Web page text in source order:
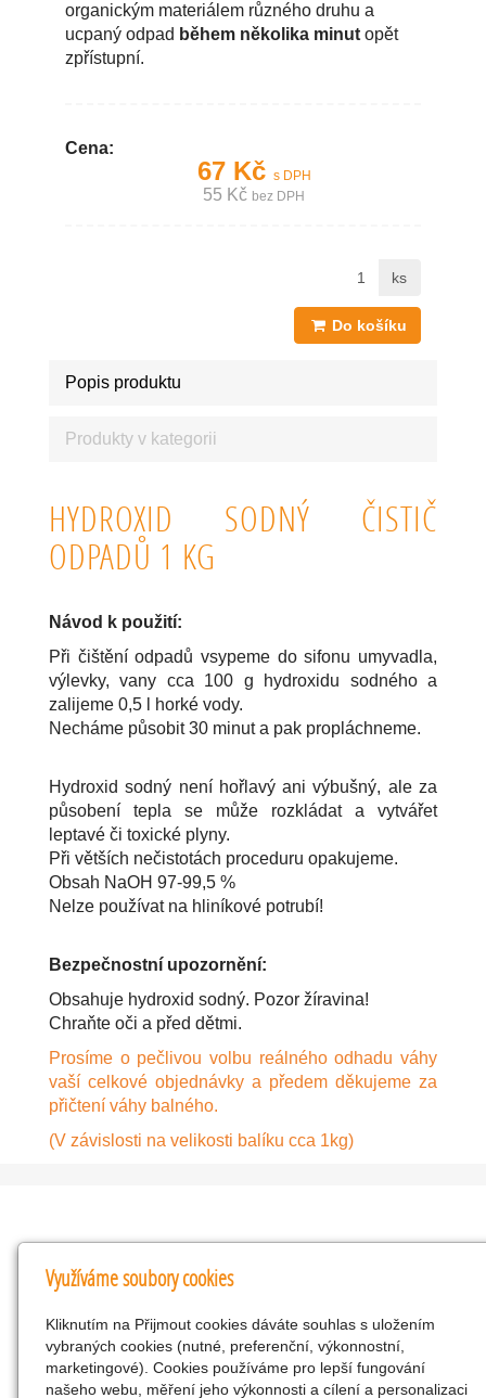
organickým materiálem různého druhu a
ucpaný odpad během několika minut opět
zpřístupní.
Cena:
67 Kč s DPH
55 Kč bez DPH
ks
Do košíku
Popis produktu
Produkty v kategorii
HYDROXID SODNÝ ČISTIČ
ODPADŮ 1 KG
Návod k použití:
Při čištění odpadů vsypeme do sifonu umyvadla,
výlevky, vany cca 100 g hydroxidu sodného a
zalijeme 0,5 l horké vody.
Necháme působit 30 minut a pak propláchneme.
Hydroxid sodný není hořlavý ani výbušný, ale za
působení tepla se může rozkládat a vytvářet
leptavé či toxické plyny.
Při větších nečistotách proceduru opakujeme.
Obsah NaOH 97-99,5 %
Nelze používat na hliníkové potrubí!
Bezpečnostní upozornění:
Obsahuje hydroxid sodný. Pozor žíravina!
Chraňte oči a před dětmi.
Prosíme o pečlivou volbu reálného odhadu váhy
vaší celkové objednávky a předem děkujeme za
přičtení váhy balného.
(V závislosti na velikosti balíku cca 1kg)
Kontakty
KNK obchodní společnost s r.o.
Komenského 127, Žacléř, 542 01 Číslo účtu:
286293602/0300
25298518
Využíváme soubory cookies
Kliknutím na Přijmout cookies dáváte souhlas s uložením
vybraných cookies (nutné, preferenční, výkonnostní,
marketingové). Cookies používáme pro lepší fungování
našeho webu, měření jeho výkonnosti a cílení a personalizaci